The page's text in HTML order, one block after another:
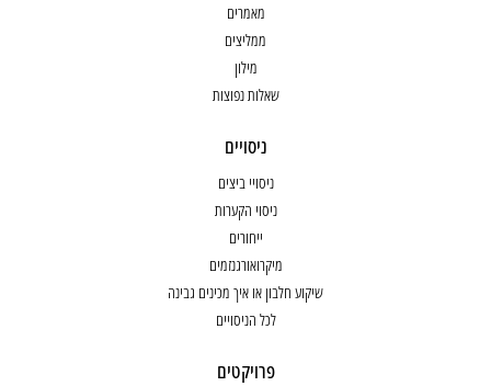
מאמרים
ממליצים
מילון
שאלות נפוצות
ניסויים
ניסויי ביצים
ניסוי הקערות
ייחורים
מיקרואורגנזמים
שיקוע חלבון או איך מכינים גבינה
לכל הניסויים
פרויקטים